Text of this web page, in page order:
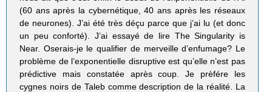
(60 ans après la cybernétique, 40 ans après les réseaux
de neurones). J’ai été très déçu parce que j’ai lu (et donc
un peu conforté). J’ai essayé de lire The Singularity is
Near. Oserais-je le qualifier de merveille d’enfumage? Le
problème de l’exponentielle disruptive est qu’elle n’est pas
prédictive mais constatée après coup. Je prèfére les
cygnes noirs de Taleb comme description de la réalité. La